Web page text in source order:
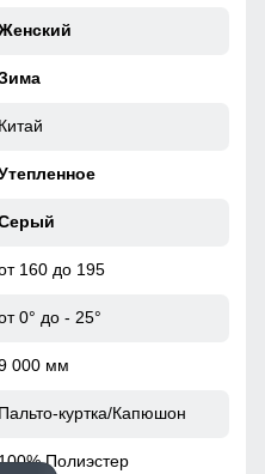
хранение личных вещей.
для ежедневного
Китай
160 до 195
0° до - 25°
000 мм
Пальто-куртка/Капюшон
Полиэстер